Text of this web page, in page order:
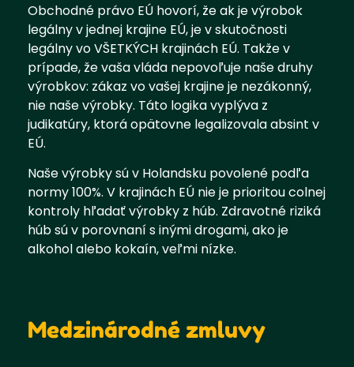
Obchodné právo EÚ hovorí, že ak je výrobok
legálny v jednej krajine EÚ, je v skutočnosti
legálny vo VŠETKÝCH krajinách EÚ. Takže v
prípade, že vaša vláda nepovoľuje naše druhy
výrobkov: zákaz vo vašej krajine je nezákonný,
nie naše výrobky. Táto logika vyplýva z
judikatúry, ktorá opätovne legalizovala absint v
EÚ.
Naše výrobky sú v Holandsku povolené podľa
normy 100%. V krajinách EÚ nie je prioritou colnej
kontroly hľadať výrobky z húb. Zdravotné riziká
húb sú v porovnaní s inými drogami, ako je
alkohol alebo kokaín, veľmi nízke.
Medzinárodné zmluvy